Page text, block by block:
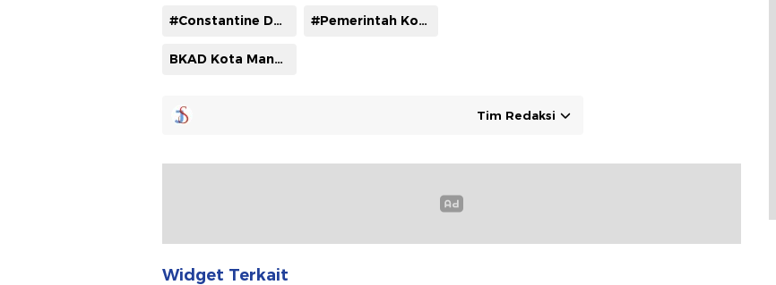
#Constantine Doaly #Pemerintah Kota Manado
BKAD Kota Manado
Tim Redaksi
Widget Terkait